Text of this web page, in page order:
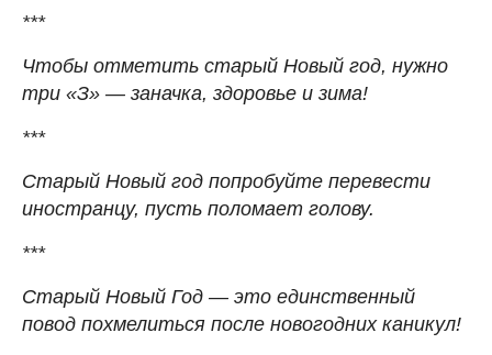
***
Чтобы отметить старый Новый год, нужно
три «З» — заначка, здоровье и зима!
***
Старый Новый год попробуйте перевести
иностранцу, пусть поломает голову.
***
Старый Новый Год — это единственный
повод похмелиться после новогодних каникул!